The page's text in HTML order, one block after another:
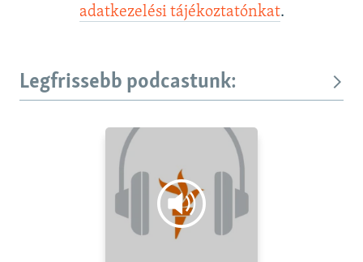
adatkezelési tájékoztatónkat.
Legfrissebb podcastunk: